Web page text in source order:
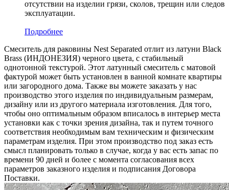
отсутствии на изделии грязи, сколов, трещин или следов
эксплуатации.
Подробнее
Смеситель для раковины Nest Separated отлит из латуни Black
Brass (ИНДОНЕЗИЯ) черного цвета, c стабильный
однотонной текстурой. Этот латунный смеситель с матовой
фактурой может быть установлен в ванной комнате квартиры
или загородного дома. Также вы можете заказать у нас
производство этого изделия по индивидуальным размерам,
дизайну или из другого материала изготовления. Для того,
чтобы оно оптимальным образом вписалось в интерьер места
установки как с точки зрения дизайна, так и путем точного
соответствия необходимым вам техническим и физическим
параметрам изделия. При этом производство под заказ есть
смысл планировать только в случае, когда у вас есть запас по
времени 90 дней и более с момента согласования всех
параметров заказного изделия и подписания Договора
Поставки.